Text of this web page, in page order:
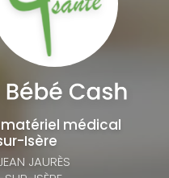
médical
Isère
JAURÈS